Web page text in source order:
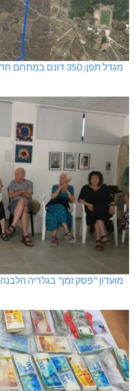
מגדל תפן: 350 דונם במתחם חדש
מועדון "פסק זמן" בגלריה הלבנה